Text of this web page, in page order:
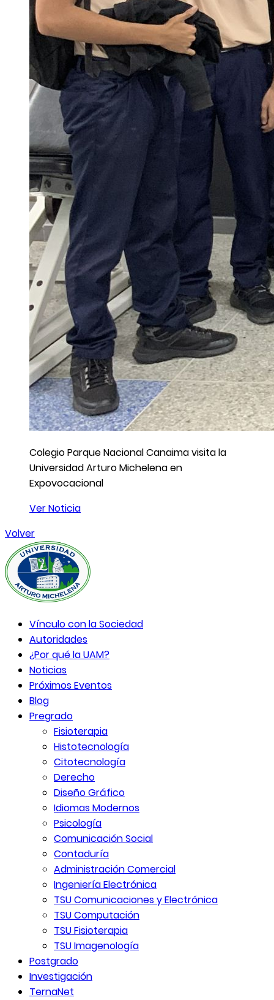
Colegio Parque Nacional Canaima visita la
Universidad Arturo Michelena en
Expovocacional
Ver Noticia
Volver
Vínculo con la Sociedad
Autoridades
¿Por qué la UAM?
Noticias
Próximos Eventos
Blog
Pregrado
Fisioterapia
Histotecnología
Citotecnología
Derecho
Diseño Gráfico
Idiomas Modernos
Psicología
Comunicación Social
Contaduría
Administración Comercial
Ingeniería Electrónica
TSU Comunicaciones y Electrónica
TSU Computación
TSU Fisioterapia
TSU Imagenología
Postgrado
Investigación
TernaNet